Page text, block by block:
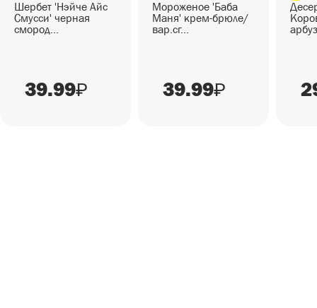
Шербет 'Нэйче Айс
Смусси' черная
смород...
39.99₽
Мороженое 'Баба
Маня' крем-брюле/
вар.сг...
39.99₽